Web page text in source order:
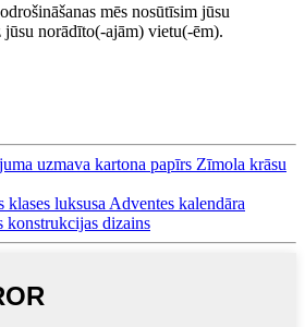
mēs nosūtīsim jūsu
norādīto(-ajām) vietu(-ēm).
uzmava kartona papīrs Zīmola krāsu
klases luksusa Adventes kalendāra
konstrukcijas dizains